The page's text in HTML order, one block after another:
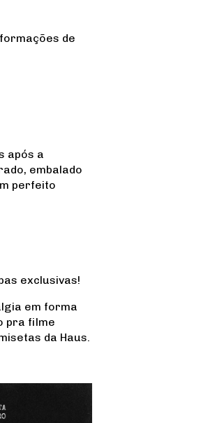
de
após a
embalado
perfeito
exclusivas!
em forma
pra filme
da Haus.